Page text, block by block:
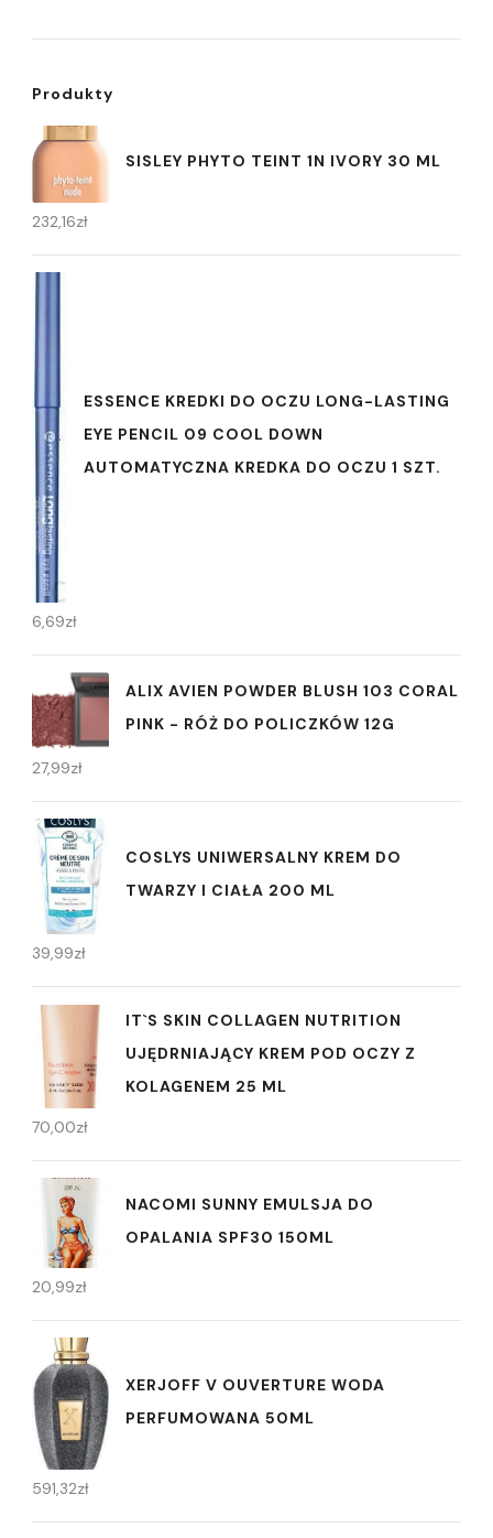
Produkty
SISLEY PHYTO TEINT 1N IVORY 30 ML
232,16zł
ESSENCE KREDKI DO OCZU LONG-LASTING
EYE PENCIL 09 COOL DOWN
AUTOMATYCZNA KREDKA DO OCZU 1 SZT.
6,69zł
ALIX AVIEN POWDER BLUSH 103 CORAL
PINK - RÓŻ DO POLICZKÓW 12G
27,99zł
COSLYS UNIWERSALNY KREM DO
TWARZY I CIAŁA 200 ML
39,99zł
IT`S SKIN COLLAGEN NUTRITION
UJĘDRNIAJĄCY KREM POD OCZY Z
KOLAGENEM 25 ML
70,00zł
NACOMI SUNNY EMULSJA DO
OPALANIA SPF30 150ML
20,99zł
XERJOFF V OUVERTURE WODA
PERFUMOWANA 50ML
591,32zł